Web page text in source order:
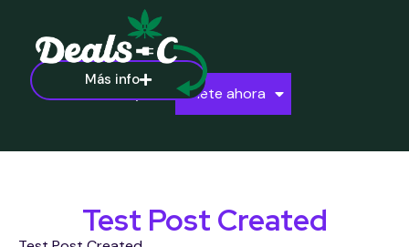
Más info
Únete ahora
Test Post Created